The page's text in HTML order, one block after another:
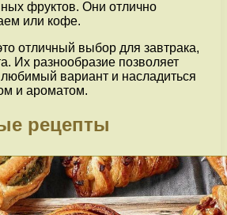
фруктов. Они отлично
или кофе.
отличный выбор для завтрака,
Их разнообразие позволяет
вариант и насладиться
и ароматом.
рецепты